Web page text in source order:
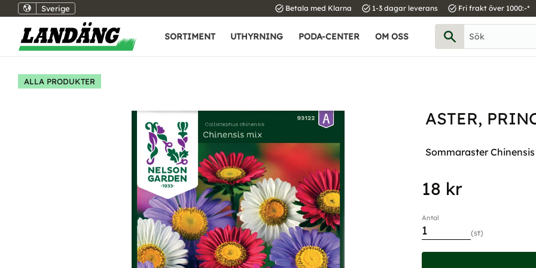
Sverige task_alt Betala med Klarna task_alt 1-3 dagar leverans task_alt Fri frakt över 1000:-*
SORTIMENT UTHYRNING PODA-CENTER OM OSS
ALLA PRODUKTER
ASTER,
Sommaraster
18 kr
Antal
st